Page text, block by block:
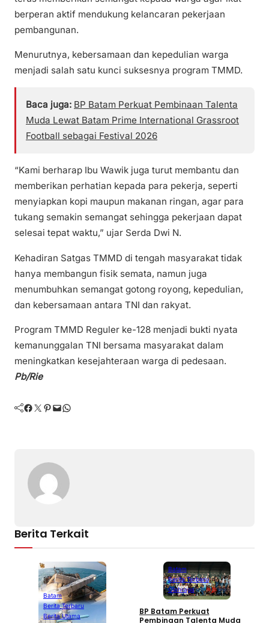
berperan aktif mendukung kelancaran pekerjaan
pembangunan.
Menurutnya, kebersamaan dan kepedulian warga
menjadi salah satu kunci suksesnya program TMMD.
Baca juga: BP Batam Perkuat Pembinaan Talenta
Muda Lewat Batam Prime International Grassroot
Football sebagai Festival 2026
“Kami berharap Ibu Wawik juga turut membantu dan
memberikan perhatian kepada para pekerja, seperti
menyiapkan kopi maupun makanan ringan, agar para
tukang semakin semangat sehingga pekerjaan dapat
selesai tepat waktu,” ujar Serda Dwi N.
Kehadiran Satgas TMMD di tengah masyarakat tidak
hanya membangun fisik semata, namun juga
menumbuhkan semangat gotong royong, kepedulian,
dan kebersamaan antara TNI dan rakyat.
Program TMMD Reguler ke-128 menjadi bukti nyata
kemanunggalan TNI bersama masyarakat dalam
meningkatkan kesejahteraan warga di pedesaan.
Pb/Rie
Facebook Twitter Pinterest Mail WhatsApp
Berita Terkait
Batam
Berita Terbaru
Berita Utama
Batam
Berita Terbaru
Olahraga
BP Batam Perkuat
Pembinaan Talenta Muda